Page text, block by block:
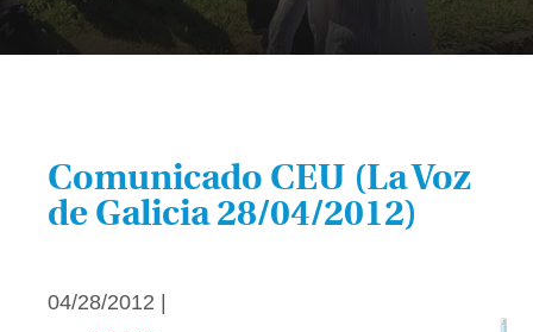
Comunicado CEU (La Voz
de Galicia 28/04/2012)
04/28/2012 |